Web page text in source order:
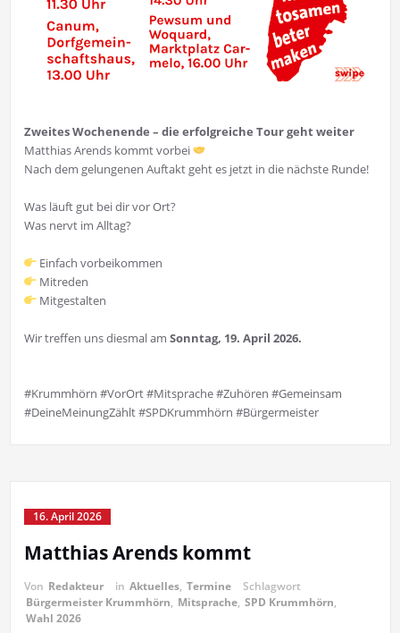
Zweites Wochenende – die erfolgreiche Tour geht weiter
Matthias Arends kommt vorbei
Nach dem gelungenen Auftakt geht es jetzt in die nächste Runde!
Was läuft gut bei dir vor Ort?
Was nervt im Alltag?
Einfach vorbeikommen
Mitreden
Mitgestalten
Wir treffen uns diesmal am Sonntag, 19. April 2026.
#Krummhörn #VorOrt#Mitsprache#Zuhören #Gemeinsam
#DeineMeinungZählt#SPDKrummhörn #Bürgermeister
16. April 2026
Matthias Arends kommt
Von Redakteur in Aktuelles, Termine
Schlagwort
Bürgermeister Krummhörn, Mitsprache, SPD Krummhörn,
Wahl 2026